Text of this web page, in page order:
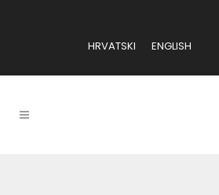
HRVATSKI ENGLISH